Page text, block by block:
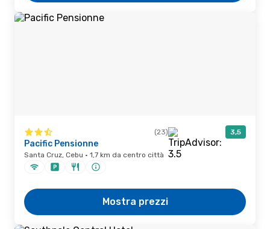
(23) 3,5
Pacific Pensionne
Santa Cruz, Cebu · 1,7 km da centro città
Mostra prezzi